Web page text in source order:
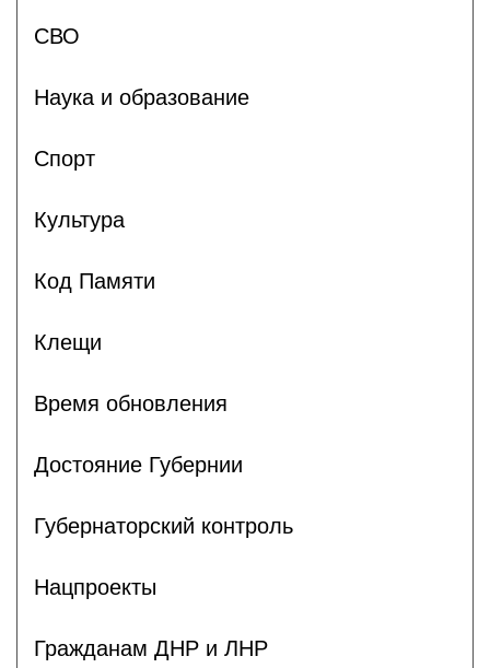
СВО
Наука и образование
Спорт
Культура
Код Памяти
Клещи
Время обновления
Достояние Губернии
Губернаторский контроль
Нацпроекты
Гражданам ДНР и ЛНР